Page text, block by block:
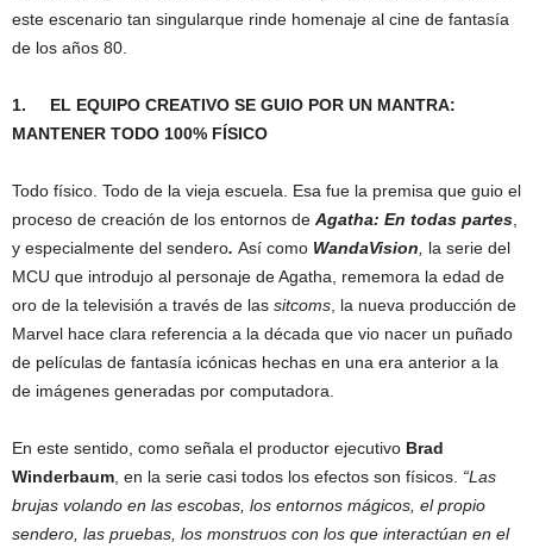
este escenario tan singularque rinde homenaje al cine de fantasía
de los años 80.
1. EL EQUIPO CREATIVO SE GUIO POR UN MANTRA:
MANTENER TODO 100% FÍSICO
Todo físico. Todo de la vieja escuela. Esa fue la premisa que guio el
proceso de creación de los entornos de Agatha: En todas partes
y especialmente del sendero. Así como WandaVision
la serie del
MCU que introdujo al personaje de Agatha, rememora la edad de
oro de la televisión a través de las sitcoms , la nueva producción de
Marvel hace clara referencia a la década que vio nacer un puñado
de películas de fantasía icónicas hechas en una era anterior a la
de imágenes generadas por computadora.
En este sentido, como señala el productor ejecutivo Brad
Winderbaum , en la serie casi todos los efectos son físicos. “Las
brujas volando en las escobas, los entornos mágicos, el propio
sendero, las pruebas, los monstruos con los que interactúan en el